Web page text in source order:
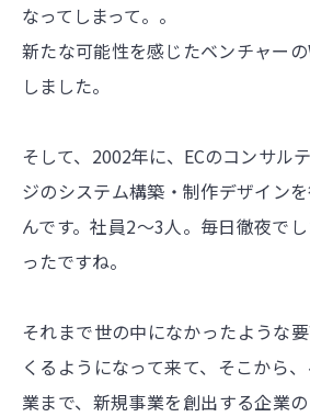
なってしまって。。
新たな可能性を感じたベンチャー
しました。
そして、2002年に、ECのコンサル
ジのシステム構築・制作デザイン
んです。社員2～3人。毎日徹夜で
ったですね。
それまで世の中になかったような
くるようになって来て、そこから
業まで、新規事業を創出する企業